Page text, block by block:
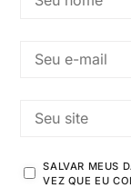
SALVAR MEUS
VEZ QUE EU